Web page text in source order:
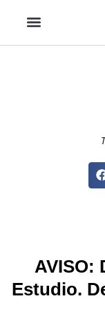
AVISO:
Estudio.